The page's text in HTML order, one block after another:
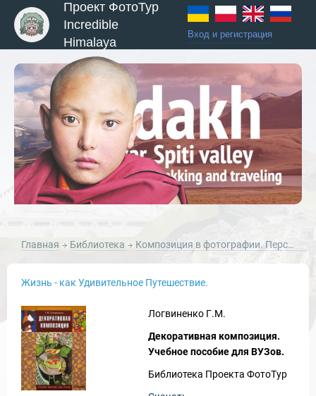
и Туры
Новости и Отчеты
Проект ФотоТур
Incredible
Himalaya
Вход и регистрация
Главная Библиотека Композиция в фотографии. Перспектива в фотографии
Жизнь - как Удивительное Путешествие.
Логвиненко Г.М.
Декоративная композиция.
Учебное пособие для ВУЗов.
Библиотека Проекта ФотоТур